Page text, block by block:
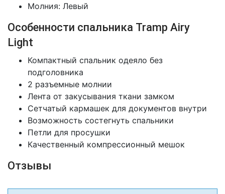
Молния: Левый
Особенности спальника Tramp Airy
Light
Компактный спальник одеяло без
подголовника
2 разъемные молнии
Лента от закусывания ткани замком
Сетчатый кармашек для документов внутри
Возможность состегнуть спальники
Петли для просушки
Качественный компрессионный мешок
Отзывы